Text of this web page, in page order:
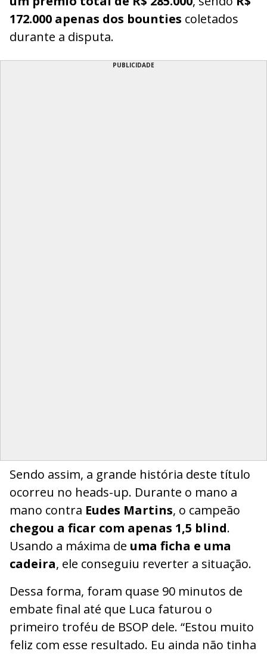
172.000 apenas dos bounties coletados
durante a disputa.
PUBLICIDADE
Sendo assim, a grande história deste título
ocorreu no heads-up. Durante o mano a
mano contra Eudes Martins, o campeão
chegou a ficar com apenas 1,5 blind.
Usando a máxima de uma ficha e uma
cadeira, ele conseguiu reverter a situação.
Dessa forma, foram quase 90 minutos de
embate final até que Luca faturou o
primeiro troféu de BSOP dele. “Estou muito
feliz com esse resultado. Eu ainda não tinha